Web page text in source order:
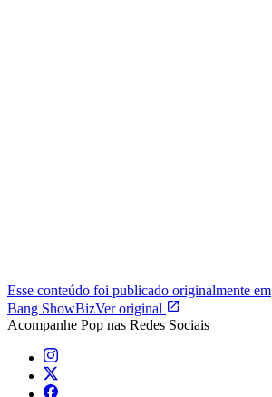
Esse conteúdo foi publicado originalmente em
Bang ShowBizVer original
Acompanhe Pop nas Redes Sociais